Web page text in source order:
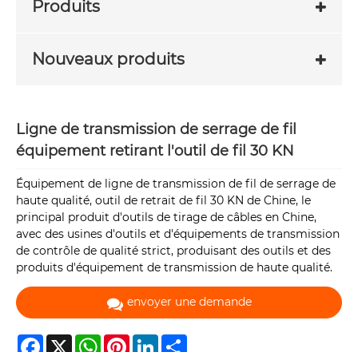
Produits
Nouveaux produits
Ligne de transmission de serrage de fil
équipement retirant l'outil de fil 30 KN
Équipement de ligne de transmission de fil de serrage de
haute qualité, outil de retrait de fil 30 KN de Chine, le
principal produit d'outils de tirage de câbles en Chine,
avec des usines d'outils et d'équipements de transmission
de contrôle de qualité strict, produisant des outils et des
produits d'équipement de transmission de haute qualité.
envoyer une demande
Facebook
X WhatsAppPinterestLinkedIn